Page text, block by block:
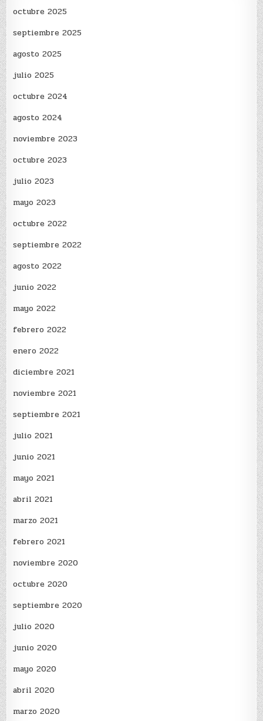
octubre 2025
septiembre 2025
agosto 2025
julio 2025
octubre 2024
agosto 2024
noviembre 2023
octubre 2023
julio 2023
mayo 2023
octubre 2022
septiembre 2022
agosto 2022
junio 2022
mayo 2022
febrero 2022
enero 2022
diciembre 2021
noviembre 2021
septiembre 2021
julio 2021
junio 2021
mayo 2021
abril 2021
marzo 2021
febrero 2021
noviembre 2020
octubre 2020
septiembre 2020
julio 2020
junio 2020
mayo 2020
abril 2020
marzo 2020